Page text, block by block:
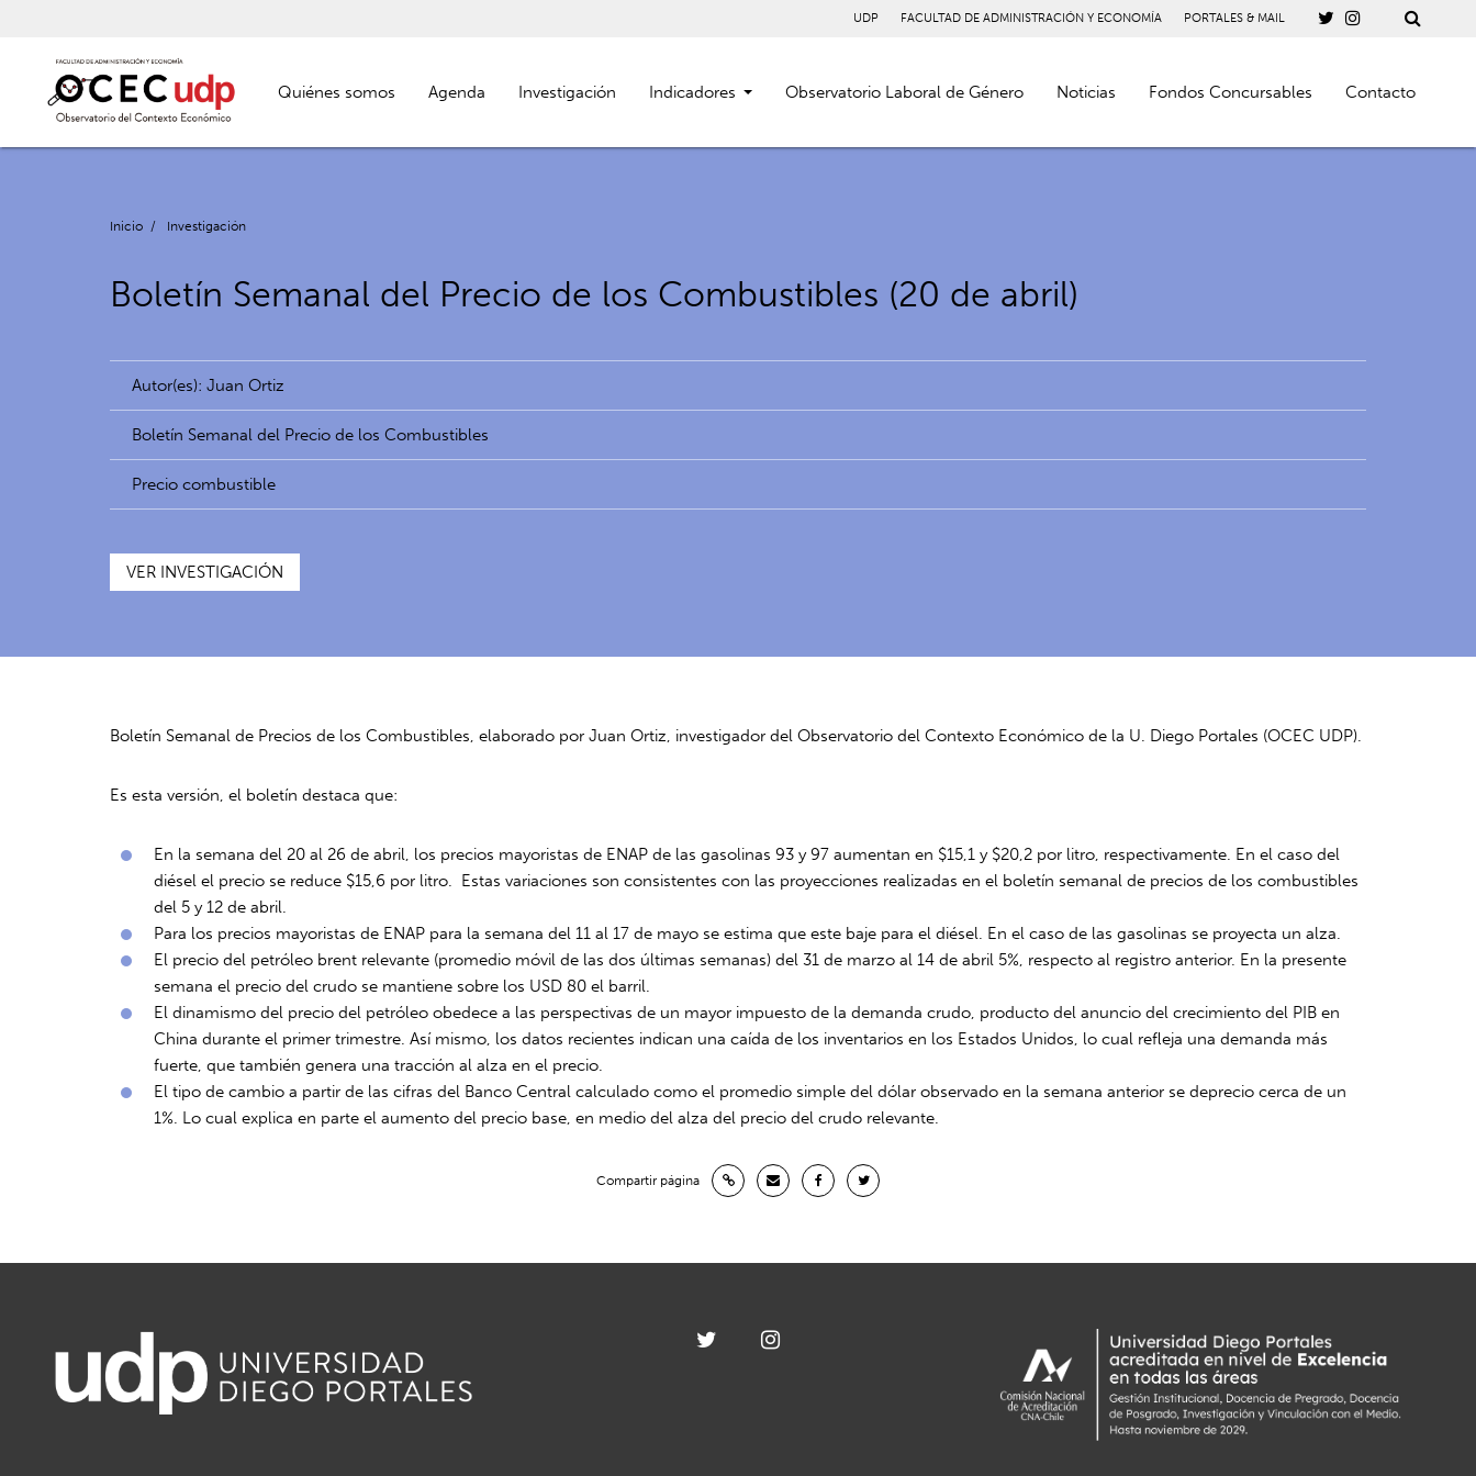
UDP FACULTAD DE ADMINISTRACIÓN Y ECONOMÍA PORTALES & MAIL
Quiénes somos Agenda Investigación Indicadores Observatorio Laboral de Género Noticias Fondos Concursables Contacto
Inicio / Investigación
Boletín Semanal del Precio de los Combustibles (20 de abril)
Autor(es): Juan Ortiz
Boletín Semanal del Precio de los Combustibles
Precio combustible
VER INVESTIGACIÓN
Boletín Semanal de Precios de los Combustibles, elaborado por Juan Ortiz, investigador del Observatorio del Contexto Económico de la U. Diego Portales (OCEC UDP).
Es esta versión, el boletín destaca que:
En la semana del 20 al 26 de abril, los precios mayoristas de ENAP de las gasolinas 93 y 97 aumentan en $15,1 y $20,2 por litro, respectivamente. En el caso del
diésel el precio se reduce $15,6 por litro. Estas variaciones son consistentes con las proyecciones realizadas en el boletín semanal de precios de los combustibles
del 5 y 12 de abril.
Para los precios mayoristas de ENAP para la semana del 11 al 17 de mayo se estima que este baje para el diésel. En el caso de las gasolinas se proyecta un alza.
El precio del petróleo brent relevante (promedio móvil de las dos últimas semanas) del 31 de marzo al 14 de abril 5%, respecto al registro anterior. En la presente
semana el precio del crudo se mantiene sobre los USD 80 el barril.
El dinamismo del precio del petróleo obedece a las perspectivas de un mayor impuesto de la demanda crudo, producto del anuncio del crecimiento del PIB en
China durante el primer trimestre. Así mismo, los datos recientes indican una caída de los inventarios en los Estados Unidos, lo cual refleja una demanda más
fuerte, que también genera una tracción al alza en el precio.
El tipo de cambio a partir de las cifras del Banco Central calculado como el promedio simple del dólar observado en la semana anterior se deprecio cerca de un
1%. Lo cual explica en parte el aumento del precio base, en medio del alza del precio del crudo relevante.
Compartir página